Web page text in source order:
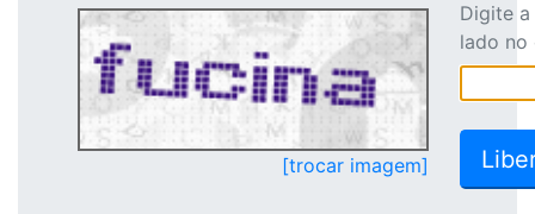
[trocar imagem]
Digite
lado no